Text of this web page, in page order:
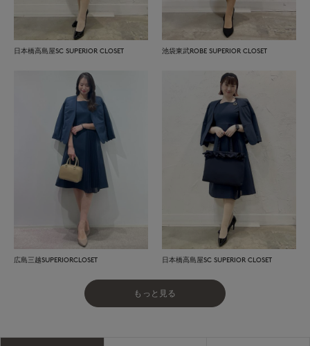
日本橋高島屋SC SUPERIOR CLOSET 池袋東武ROBE SUPERIOR CLOSET
広島三越SUPERIORCLOSET 日本橋高島屋SC SUPERIOR CLOSET
もっと見る